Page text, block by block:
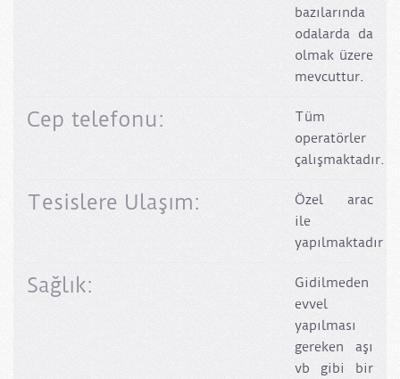
bazılarında
odalarda da
olmak üzere
mevcuttur.
Cep telefonu:
Tüm
operatörler
çalışmaktadır.
Tesislere Ulaşım:
Özel arac
ile
yapılmaktadır
Sağlık:
Gidilmeden
evvel
yapılması
gereken aşı
vb gibi bir